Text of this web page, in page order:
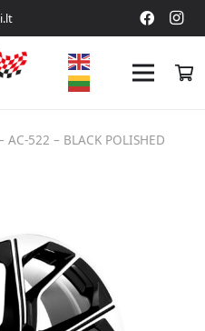
AC-522 – BLACK POLISHED